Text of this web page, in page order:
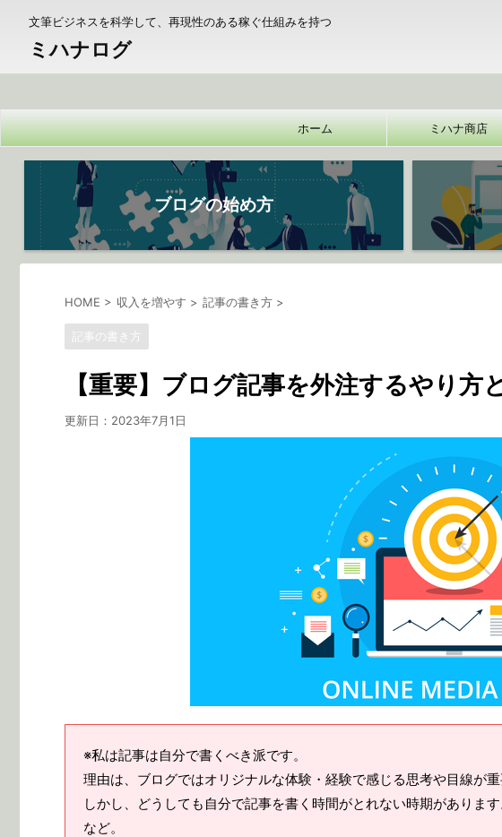
文筆ビジネスを科学して、再現性のある稼ぐ仕組みを持つ
ミハナログ
ホーム ミハナ商店
ブログの始め方
HOME > 収入を増やす > 記事の書き方 >
記事の書き方
【重要】ブログ記事を外注するやり方
更新日： 2023年7月1日
※私は記事は自分で書くべき派です。
理由は、ブログではオリジナルな体験・経験で感じる思考や目線が重
しかし、どうしても自分で記事を書く時間がとれない時期がありま
など。